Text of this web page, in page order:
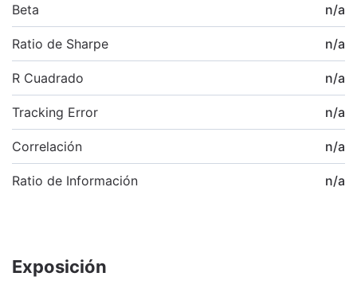
Beta n/a
Ratio de Sharpe n/a
R Cuadrado n/a
Tracking Error n/a
Correlación n/a
Ratio de Información n/a
Exposición